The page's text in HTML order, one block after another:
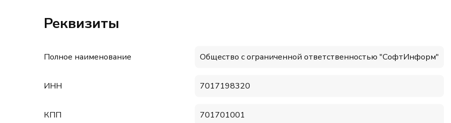
Реквизиты
Полное наименование Общество с ограниченной ответственностью "СофтИнформ"
ИНН 7017198320
КПП 701701001